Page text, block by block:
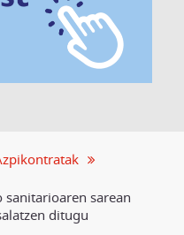
sarean
ditugu